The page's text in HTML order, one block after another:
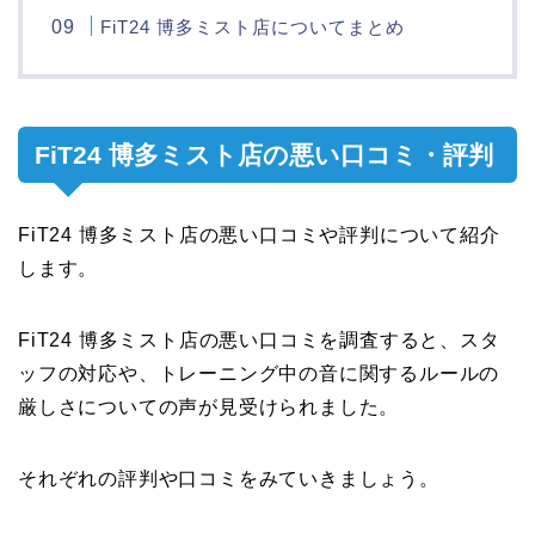
FiT24 博多ミスト店についてまとめ
FiT24 博多ミスト店の悪い口コミ・評判
FiT24 博多ミスト店の悪い口コミや評判について紹介
します。
FiT24 博多ミスト店の悪い口コミを調査すると、スタ
ッフの対応や、トレーニング中の音に関するルールの
厳しさについての声が見受けられました。
それぞれの評判や口コミをみていきましょう。